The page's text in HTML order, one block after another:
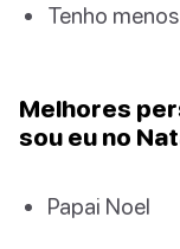
Tenho
Melhores
sou eu no
Papai Noel